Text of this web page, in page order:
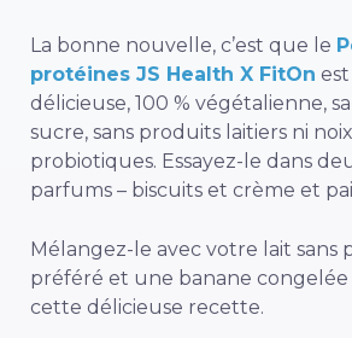
La bonne nouvelle, c’est que le
protéines JS Health X FitOn
délicieuse, 100 % végétalienne,
sucre, sans produits laitiers ni
probiotiques. Essayez-le dans
parfums – biscuits et crème et
Mélangez-le avec votre lait sans
préféré et une banane congelée
cette délicieuse recette.